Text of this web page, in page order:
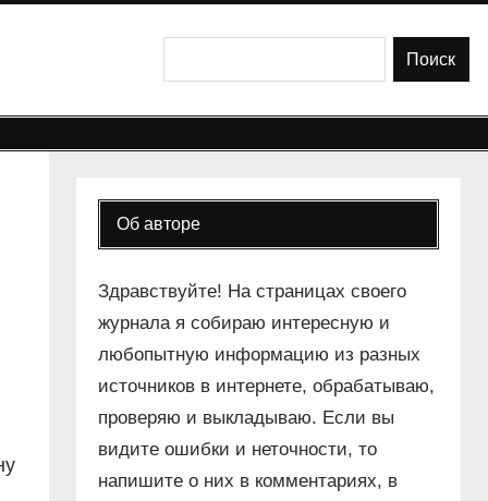
Поиск
Об авторе
Здравствуйте! На страницах своего
журнала я собираю интересную и
любопытную информацию из разных
источников в интернете, обрабатываю,
проверяю и выкладываю. Если вы
видите ошибки и неточности, то
напишите о них в комментариях, в